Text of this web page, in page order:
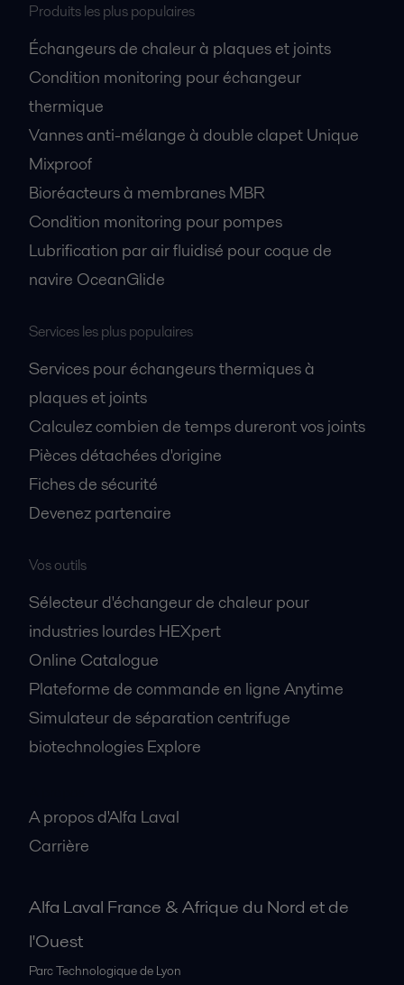
Produits les plus populaires
Échangeurs de chaleur à plaques et joints
Condition monitoring pour échangeur
thermique
Vannes anti-mélange à double clapet Unique
Mixproof
Bioréacteurs à membranes MBR
Condition monitoring pour pompes
Lubrification par air fluidisé pour coque de
navire OceanGlide
Services les plus populaires
Services pour échangeurs thermiques à
plaques et joints
Calculez combien de temps dureront vos joints
Pièces détachées d'origine
Fiches de sécurité
Devenez partenaire
Vos outils
Sélecteur d'échangeur de chaleur pour
industries lourdes HEXpert
Online Catalogue
Plateforme de commande en ligne Anytime
Simulateur de séparation centrifuge
biotechnologies Explore
A propos d'Alfa Laval
Carrière
Alfa Laval France & Afrique du Nord et de
l'Ouest
Parc Technologique de Lyon